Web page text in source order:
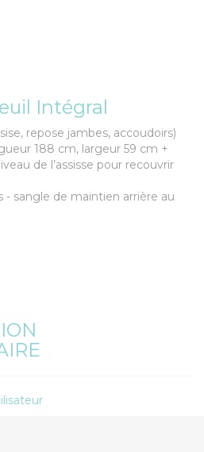
Intégral
repose jambes, accoudoirs)
188 cm, largeur 59 cm +
de l’assisse pour recouvrir
- sangle de maintien arrière au